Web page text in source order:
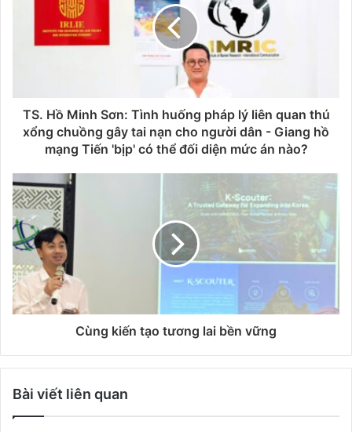
TS. Hồ Minh Sơn: Tình huống pháp lý liên quan thú
xổng chuồng gây tai nạn cho người dân - Giang hồ
mạng Tiến 'bịp' có thể đối diện mức án nào?
Cùng kiến tạo tương lai bền vững
Bài viết liên quan